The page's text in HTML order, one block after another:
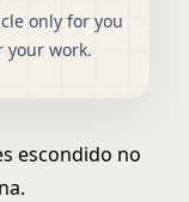
only for you
your work.
escondido no